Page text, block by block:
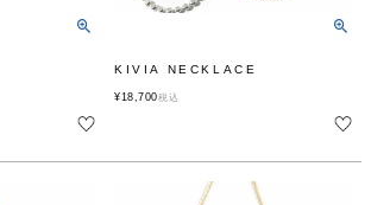
KIVIA NECKLACE
¥18,700税込